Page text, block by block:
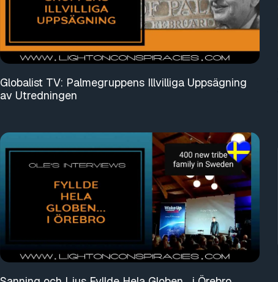
Globalist TV: Palmegruppens Illvilliga Uppsägning
av Utredningen